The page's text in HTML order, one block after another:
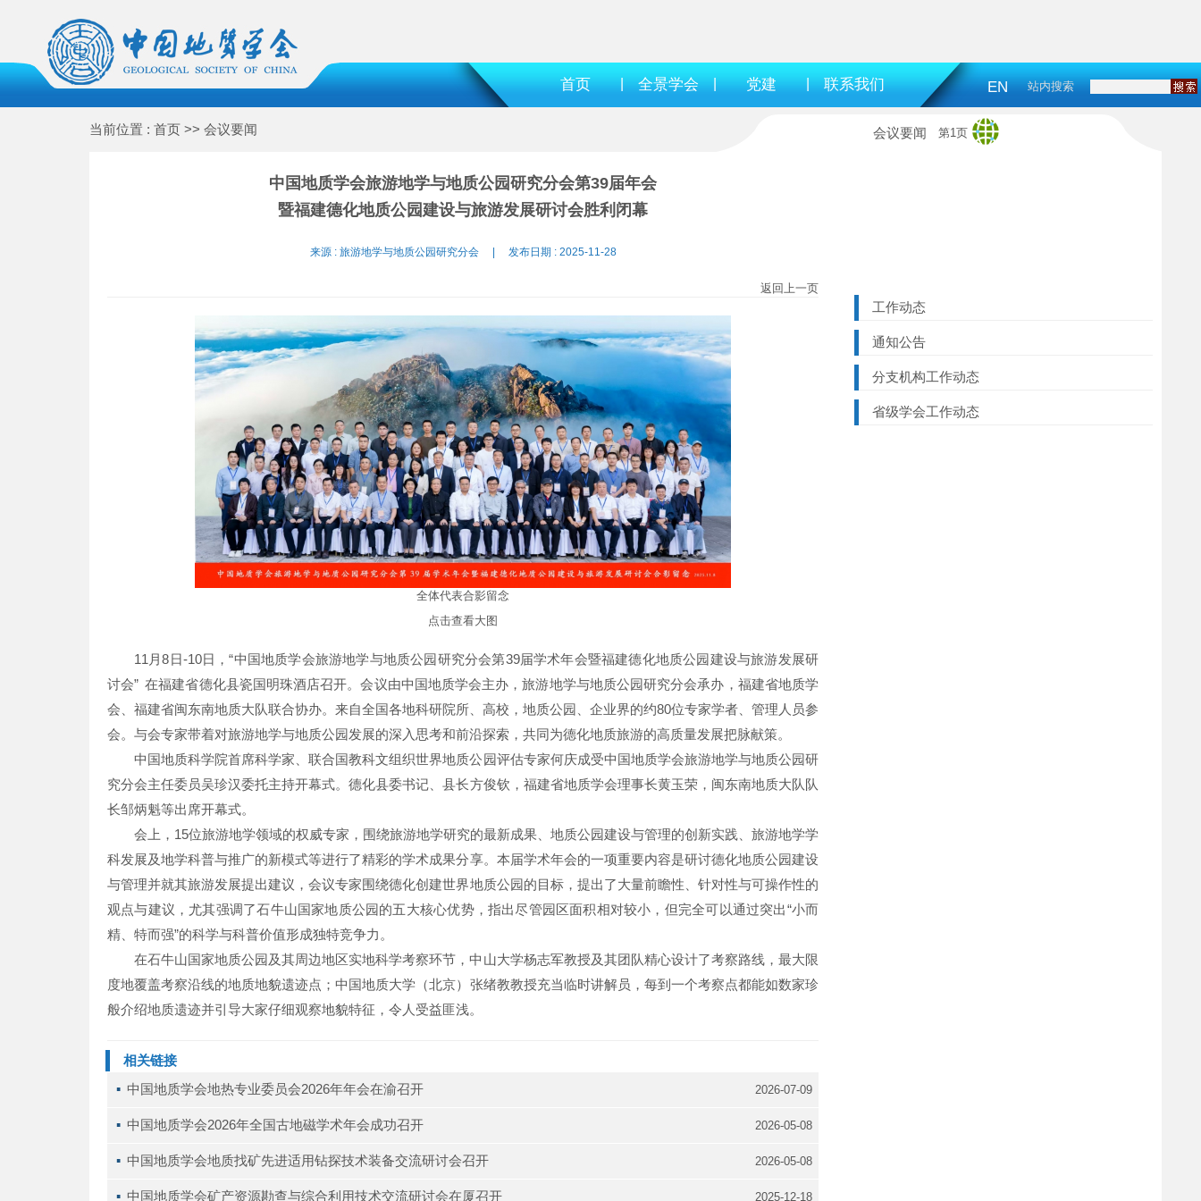
首页 | 全景学会 | 党建 | 联系我们 EN 站内搜索
当前位置 : 首页 >> 会议要闻 会议要闻 第1页
中国地质学会旅游地学与地质公园研究分会第39届年会
暨福建德化地质公园建设与旅游发展研讨会胜利闭幕
来源 : 旅游地学与地质公园研究分会 | 发布日期 : 2025-11-28
返回上一页
全体代表合影留念
点击查看大图
11月8日-10日，“中国地质学会旅游地学与地质公园研究分会第39届学术年会暨福建德化地质公园建设与旅游发展研
讨会” 在福建省德化县瓷国明珠酒店召开。会议由中国地质学会主办，旅游地学与地质公园研究分会承办，福建省地质学
会、福建省闽东南地质大队联合协办。来自全国各地科研院所、高校，地质公园、企业界的约80位专家学者、管理人员参
会。与会专家带着对旅游地学与地质公园发展的深入思考和前沿探索，共同为德化地质旅游的高质量发展把脉献策。
中国地质科学院首席科学家、联合国教科文组织世界地质公园评估专家何庆成受中国地质学会旅游地学与地质公园研
究分会主任委员吴珍汉委托主持开幕式。德化县委书记、县长方俊钦，福建省地质学会理事长黄玉荣，闽东南地质大队队
长邹炳魁等出席开幕式。
会上，15位旅游地学领域的权威专家，围绕旅游地学研究的最新成果、地质公园建设与管理的创新实践、旅游地学学
科发展及地学科普与推广的新模式等进行了精彩的学术成果分享。本届学术年会的一项重要内容是研讨德化地质公园建设
与管理并就其旅游发展提出建议，会议专家围绕德化创建世界地质公园的目标，提出了大量前瞻性、针对性与可操作性的
观点与建议，尤其强调了石牛山国家地质公园的五大核心优势，指出尽管园区面积相对较小，但完全可以通过突出“小而
精、特而强”的科学与科普价值形成独特竞争力。
在石牛山国家地质公园及其周边地区实地科学考察环节，中山大学杨志军教授及其团队精心设计了考察路线，最大限
度地覆盖考察沿线的地质地貌遗迹点；中国地质大学（北京）张绪教教授充当临时讲解员，每到一个考察点都能如数家珍
般介绍地质遗迹并引导大家仔细观察地貌特征，令人受益匪浅。
相关链接
▪ 中国地质学会地热专业委员会2026年年会在渝召开 2026-07-09
▪ 中国地质学会2026年全国古地磁学术年会成功召开 2026-05-08
▪ 中国地质学会地质找矿先进适用钻探技术装备交流研讨会召开 2026-05-08
▪ 中国地质学会矿产资源勘查与综合利用技术交流研讨会在厦召开 2025-12-18
工作动态
通知公告
分支机构工作动态
省级学会工作动态